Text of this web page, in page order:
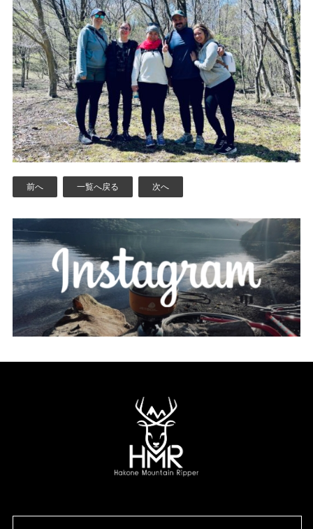
前へ 一覧へ戻る 次へ